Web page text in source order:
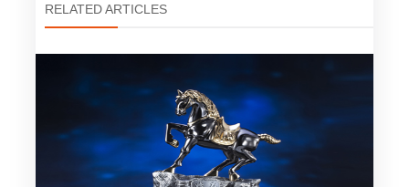
RELATED ARTICLES